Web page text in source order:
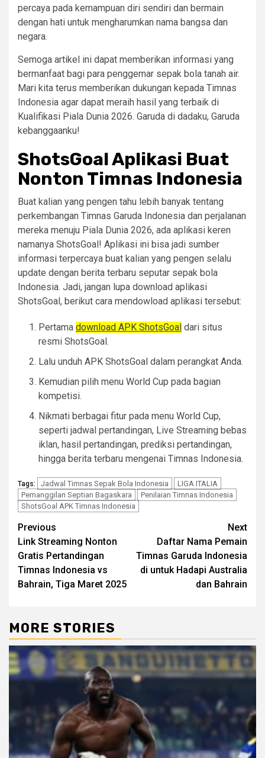
percaya pada kemampuan diri sendiri dan bermain
dengan hati untuk mengharumkan nama bangsa dan
negara.
Semoga artikel ini dapat memberikan informasi yang
bermanfaat bagi para penggemar sepak bola tanah air.
Mari kita terus memberikan dukungan kepada Timnas
Indonesia agar dapat meraih hasil yang terbaik di
Kualifikasi Piala Dunia 2026. Garuda di dadaku, Garuda
kebanggaanku!
ShotsGoal Aplikasi Buat
Nonton Timnas Indonesia
Buat kalian yang pengen tahu lebih banyak tentang
perkembangan Timnas Garuda Indonesia dan perjalanan
mereka menuju Piala Dunia 2026, ada aplikasi keren
namanya ShotsGoal! Aplikasi ini bisa jadi sumber
informasi terpercaya buat kalian yang pengen selalu
update dengan berita terbaru seputar sepak bola
Indonesia. Jadi, jangan lupa download aplikasi
ShotsGoal, berikut cara mendowload aplikasi tersebut:
Pertama download APK ShotsGoal dari situs
resmi ShotsGoal.
Lalu unduh APK ShotsGoal dalam perangkat Anda.
Kemudian pilih menu World Cup pada bagian
kompetisi.
Nikmati berbagai fitur pada menu World Cup,
seperti jadwal pertandingan, Live Streaming bebas
iklan, hasil pertandingan, prediksi pertandingan,
hingga berita terbaru mengenai Timnas Indonesia.
Tags: Jadwal Timnas Sepak Bola Indonesia
LIGA ITALIA
Pemanggilan Septian Bagaskara
Penilaian Timnas Indonesia
ShotsGoal APK Timnas Indonesia
Post
navigation
Previous
Link Streaming Nonton
Gratis Pertandingan
Timnas Indonesia vs
Bahrain, Tiga Maret 2025
Next
Daftar Nama Pemain
Timnas Garuda Indonesia
di untuk Hadapi Australia
dan Bahrain
MORE STORIES